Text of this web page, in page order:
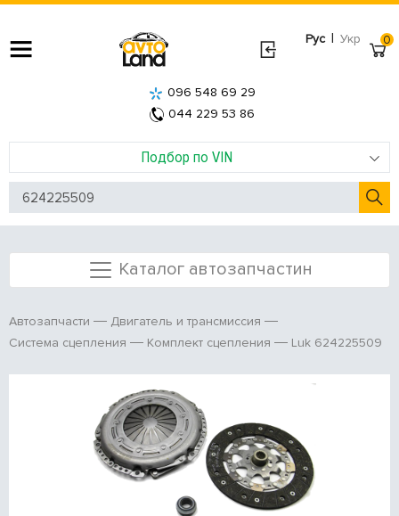
Рус | Укр
Подбор по VIN
096 548 69 29
044 229 53 86
0
Каталог автозапчастин
Автозапчасти
Двигатель и трансмиссия
Система сцепления
Комплект сцепления Luk 624225509